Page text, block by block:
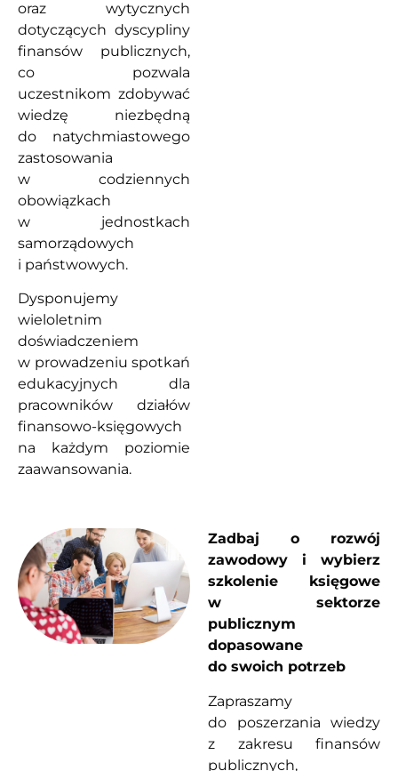
oraz wytycznych
dotyczących dyscypliny
finansów publicznych,
co pozwala
uczestnikom zdobywać
wiedzę niezbędną
do natychmiastowego
zastosowania
w codziennych
obowiązkach
w jednostkach
samorządowych
i państwowych.
Dysponujemy
wieloletnim
doświadczeniem
w prowadzeniu spotkań
edukacyjnych dla
pracowników działów
finansowo-księgowych
na każdym poziomie
zaawansowania.
Zadbaj o rozwój
zawodowy i wybierz
szkolenie księgowe
w sektorze
publicznym
dopasowane
do swoich potrzeb
Zapraszamy
do poszerzania wiedzy
z zakresu finansów
publicznych,